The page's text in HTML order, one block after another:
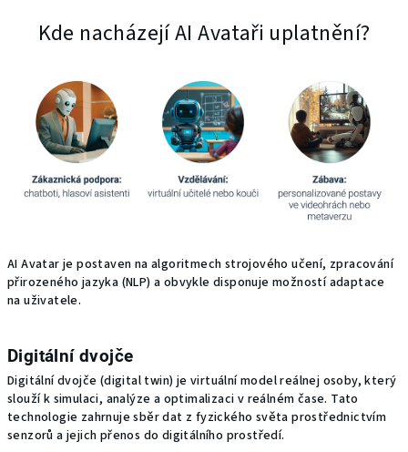
Kde nacházejí AI Avataři uplatnění?
AI Avatar je postaven na algoritmech strojového učení, zpracování
přirozeného jazyka (NLP) a obvykle disponuje možností adaptace
na uživatele.
Digitální dvojče
Digitální dvojče (digital twin) je virtuální model reálnej osoby, který
slouží k simulaci, analýze a optimalizaci v reálném čase. Tato
technologie zahrnuje sběr dat z fyzického světa prostřednictvím
senzorů a jejich přenos do digitálního prostředí.